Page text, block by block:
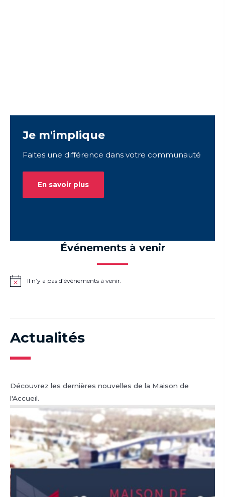
Je m'implique
Faites une différence dans votre communauté
En savoir plus
Événements à venir
Notice Il n’y a pas d’évènements à venir.
Actualités
Découvrez les dernières nouvelles de la Maison de
l'Accueil.